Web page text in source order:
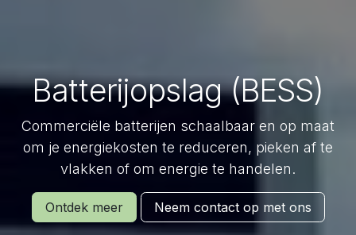
Batterijopslag (BESS)
Commerciële batterijen schaalbaar en op maat
om je energiekosten te reduceren, pieken af te
vlakken of om energie te handelen.
Ontdek meer Neem contact op met ons